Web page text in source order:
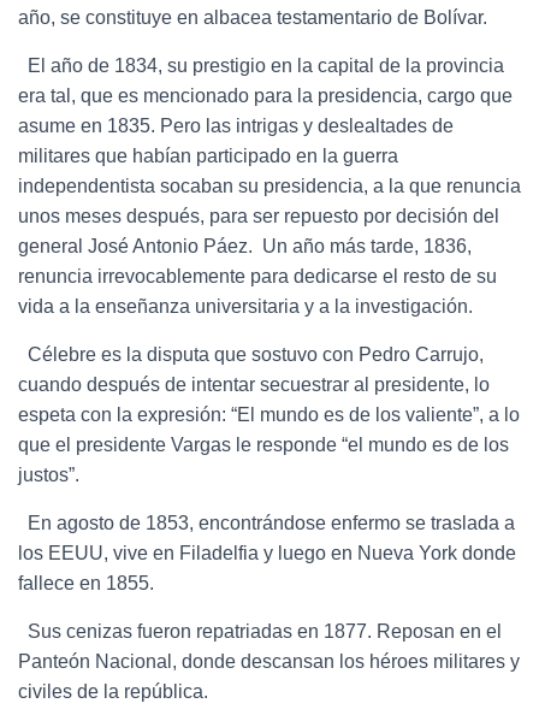
año, se constituye en albacea testamentario de Bolívar.
El año de 1834, su prestigio en la capital de la provincia
era tal, que es mencionado para la presidencia, cargo que
asume en 1835. Pero las intrigas y deslealtades de
militares que habían participado en la guerra
independentista socaban su presidencia, a la que renuncia
unos meses después, para ser repuesto por decisión del
general José Antonio Páez. Un año más tarde, 1836,
renuncia irrevocablemente para dedicarse el resto de su
vida a la enseñanza universitaria y a la investigación.
Célebre es la disputa que sostuvo con Pedro Carrujo,
cuando después de intentar secuestrar al presidente, lo
espeta con la expresión: “El mundo es de los valiente”, a lo
que el presidente Vargas le responde “el mundo es de los
justos”.
En agosto de 1853, encontrándose enfermo se traslada a
los EEUU, vive en Filadelfia y luego en Nueva York donde
fallece en 1855.
Sus cenizas fueron repatriadas en 1877. Reposan en el
Panteón Nacional, donde descansan los héroes militares y
civiles de la república.